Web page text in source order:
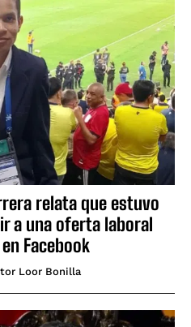
relata que estuvo
a una oferta laboral
Facebook
Loor Bonilla